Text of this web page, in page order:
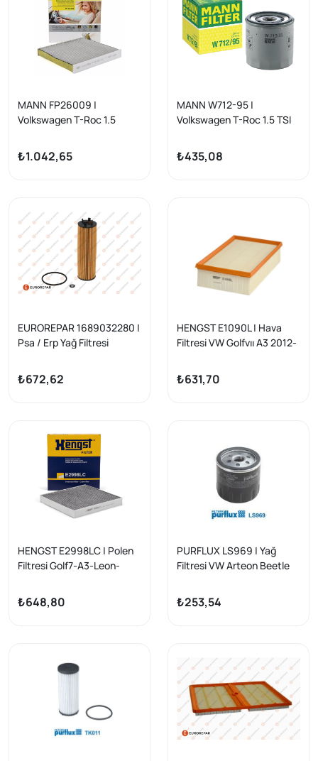
MANN FP26009 |
Volkswagen T-Roc 1.5
VII/Octavia/Passat
B8/Tiguan II/Arteon/Audi
₺1.042,65
MANN W712-95 |
Volkswagen T-Roc 1.5 TSI
Seat-Skoda Uyumlu
₺435,08
EUROREPAR 1689032280 |
Psa / Erp Yağ Filtresi
VIII Passat B8 20-Tiguan
₺672,62
HENGST E1090L | Hava
Filtresi VW Golfvıı A3 2012-
₺631,70
HENGST E2998LC | Polen
Filtresi Golf7-A3-Leon-
₺648,80
PURFLUX LS969 | Yağ
Filtresi VW Arteon Beetle
TSI/TGI 11-
₺253,54